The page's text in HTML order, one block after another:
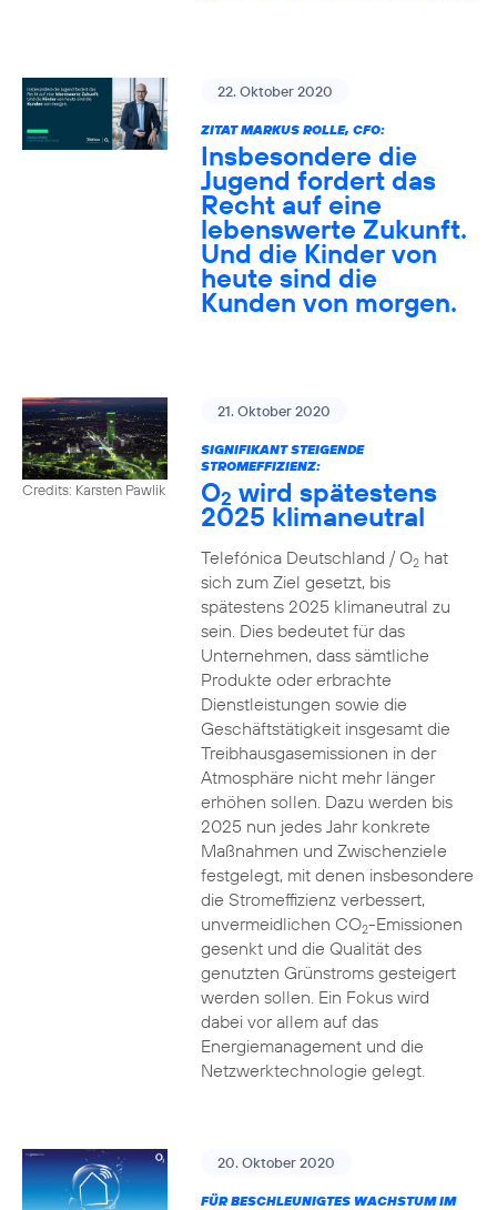
22. Oktober 2020
ZITAT MARKUS ROLLE, CFO:
Insbesondere die
Jugend fordert das
Recht auf eine
lebenswerte Zukunft.
Und die Kinder von
heute sind die
Kunden von morgen.
Credits: Karsten Pawlik
21. Oktober 2020
SIGNIFIKANT STEIGENDE
STROMEFFIZIENZ:
O2 wird spätestens
2025 klimaneutral
Telefónica Deutschland / O2hat
sich zum Ziel gesetzt, bis
spätestens 2025 klimaneutral zu
sein. Dies bedeutet für das
Unternehmen, dass sämtliche
Produkte oder erbrachte
Dienstleistungen sowie die
Geschäftstätigkeit insgesamt die
Treibhausgasemissionen in der
Atmosphäre nicht mehr länger
erhöhen sollen. Dazu werden bis
2025 nun jedes Jahr konkrete
Maßnahmen und Zwischenziele
festgelegt, mit denen insbesondere
die Stromeffizienz verbessert,
unvermeidlichen CO2-Emissionen
gesenkt und die Qualität des
genutzten Grünstroms gesteigert
werden sollen. Ein Fokus wird
dabei vor allem auf das
Energiemanagement und die
Netzwerktechnologie gelegt.
20. Oktober 2020
FÜR BESCHLEUNIGTES WACHSTUM IM